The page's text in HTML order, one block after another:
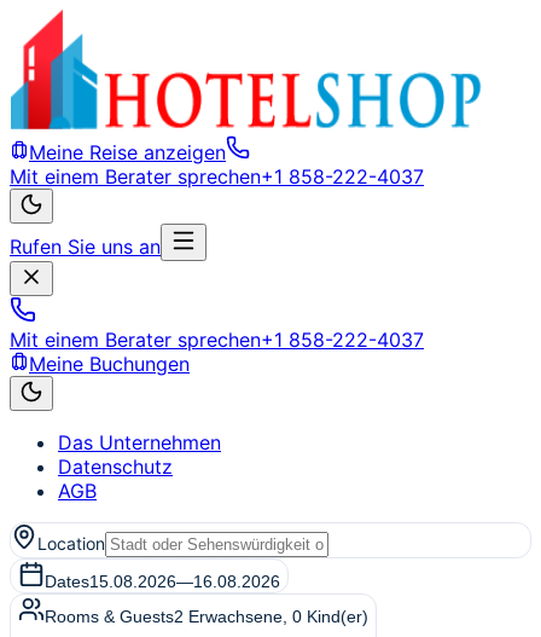
Meine Reise anzeigen
Mit einem Berater sprechen+1 858-222-4037
Rufen Sie uns an
Mit einem Berater sprechen+1 858-222-4037
Meine Buchungen
Das Unternehmen
Datenschutz
AGB
Location
Dates15.08.2026—16.08.2026
Rooms & Guests2 Erwachsene 0 Kind(er)